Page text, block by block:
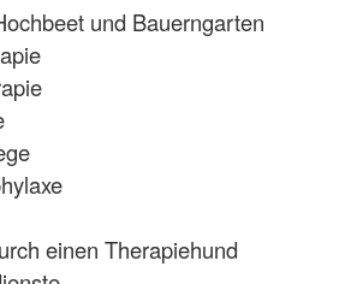
und Bauerngarten
einen Therapiehund